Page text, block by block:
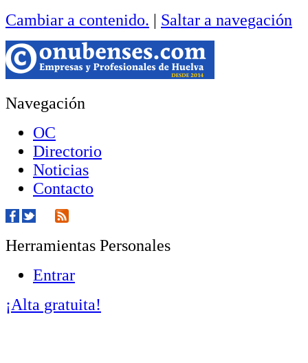
Cambiar a contenido. | Saltar a navegación
Navegación
OC
Directorio
Noticias
Contacto
Herramientas Personales
Entrar
¡Alta gratuita!